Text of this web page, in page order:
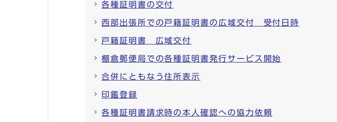
各種証明書の交付
西部出張所での戸籍証明書の広域交付 受付日時
戸籍証明書 広域交付
棚倉郵便局での各種証明書発行サービス開始
合併にともなう住所表示
印鑑登録
各種証明書請求時の本人確認への協力依頼